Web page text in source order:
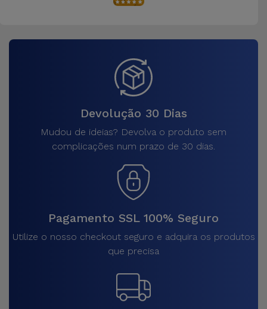
Devolução 30 Dias
Mudou de ideias? Devolva o produto sem
complicações num prazo de 30 dias.
Pagamento SSL 100% Seguro
Utilize o nosso checkout seguro e adquira os produtos
que precisa